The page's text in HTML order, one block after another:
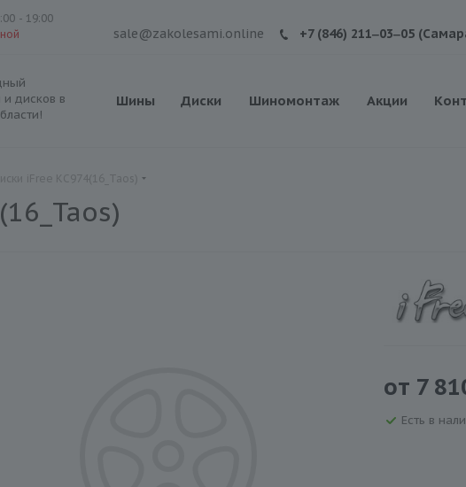
- 19:00
sale@zakolesami.online +7 (846) 211‒03‒05
дисков в
Шины Диски Шиномонтаж Акции
от 7
Есть в